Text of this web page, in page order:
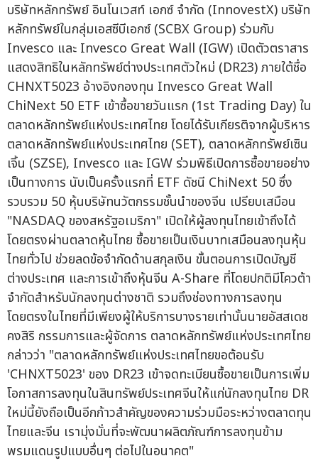
บริษัทหลักทรัพย์ อินโนเวสท์ เอกซ์ จำกัด (InnovestX) บริษัท
หลักทรัพย์ในกลุ่มเอสซีบีเอกซ์ (SCBX Group) ร่วมกับ
Invesco และ Invesco Great Wall (IGW) เปิดตัวตราสาร
แสดงสิทธิในหลักทรัพย์ต่างประเทศตัวใหม่ (DR23) ภายใต้ชื่อ
CHNXT5023 อ้างอิงกองทุน Invesco Great Wall
ChiNext 50 ETF เข้าซื้อขายวันแรก (1st Trading Day) ใน
ตลาดหลักทรัพย์แห่งประเทศไทย โดยได้รับเกียรติจากผู้บริหาร
ตลาดหลักทรัพย์แห่งประเทศไทย (SET), ตลาดหลักทรัพย์เซิน
เจิ้น (SZSE), Invesco และ IGW ร่วมพิธีเปิดการซื้อขายอย่าง
เป็นทางการ นับเป็นครั้งแรกที่ ETF ดัชนี ChiNext 50 ซึ่ง
รวบรวม 50 หุ้นบริษัทนวัตกรรมชั้นนำของจีน เปรียบเสมือน
"NASDAQ ของสหรัฐอเมริกา" เปิดให้ผู้ลงทุนไทยเข้าถึงได้
โดยตรงผ่านตลาดหุ้นไทย ซื้อขายเป็นเงินบาทเสมือนลงทุนหุ้น
ไทยทั่วไป ช่วยลดข้อจำกัดด้านสกุลเงิน ขั้นตอนการเปิดบัญชี
ต่างประเทศ และการเข้าถึงหุ้นจีน A-Share ที่โดยปกติมีโควต้า
จำกัดสำหรับนักลงทุนต่างชาติ รวมถึงช่องทางการลงทุน
โดยตรงในไทยที่มีเพียงผู้ให้บริการบางรายเท่านั้นนายอัสสเดช
คงสิริ กรรมการและผู้จัดการ ตลาดหลักทรัพย์แห่งประเทศไทย
กล่าวว่า "ตลาดหลักทรัพย์แห่งประเทศไทยขอต้อนรับ
'CHNXT5023' ของ DR23 เข้าจดทะเบียนซื้อขายเป็นการเพิ่ม
โอกาสการลงทุนในสินทรัพย์ประเทศจีนให้แก่นักลงทุนไทย DR
ใหม่นี้ยังถือเป็นอีกก้าวสำคัญของความร่วมมือระหว่างตลาดทุน
ไทยและจีน เรามุ่งมั่นที่จะพัฒนาผลิตภัณฑ์การลงทุนข้าม
พรมแดนรูปแบบอื่นๆ ต่อไปในอนาคต"